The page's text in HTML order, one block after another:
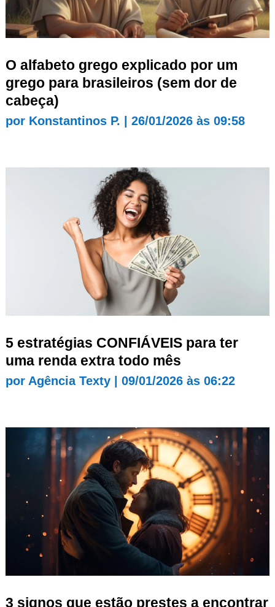
O alfabeto grego explicado por um
grego para brasileiros (sem dor de
cabeça)
por Konstantinos P. 26/01/2026 às 09:58
5 estratégias CONFIÁVEIS para ter
uma renda extra todo mês
por Agência Texty| 09/01/2026 às 06:22
3 signos que estão prestes a encontrar